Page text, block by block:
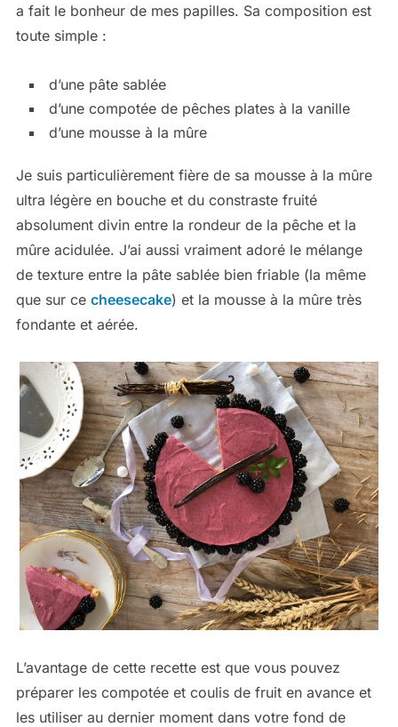
a fait le bonheur de mes papilles. Sa composition est
toute simple :
d’une pâte sablée
d’une compotée de pêches plates à la vanille
d’une mousse à la mûre
Je suis particulièrement fière de sa mousse à la mûre
ultra légère en bouche et du constraste fruité
absolument divin entre la rondeur de la pêche et la
mûre acidulée. J’ai aussi vraiment adoré le mélange
de texture entre la pâte sablée bien friable (la même
que sur ce cheesecake) et la mousse à la mûre très
fondante et aérée.
L’avantage de cette recette est que vous pouvez
préparer les compotée et coulis de fruit en avance et
les utiliser au dernier moment dans votre fond de